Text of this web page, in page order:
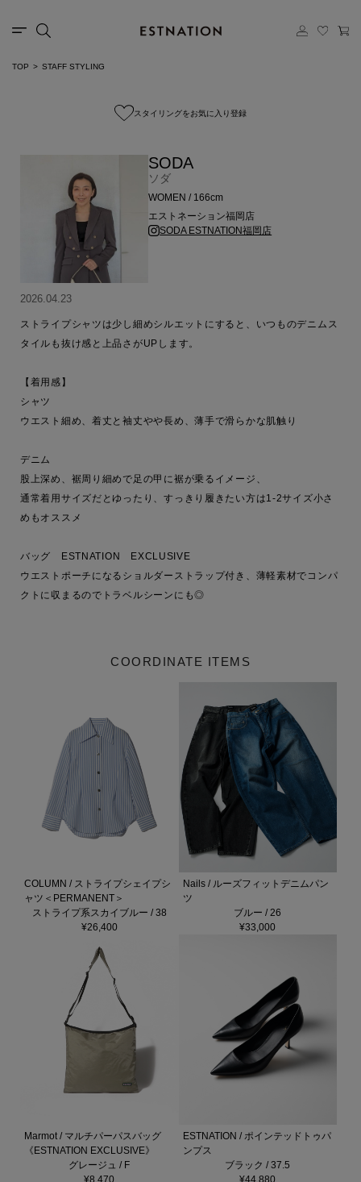
TOP STAFF STYLING
スタイリングをお気に入り登録
SODA
ソダ
WOMEN / 166cm
エストネーション福岡店
SODA ESTNATION福岡店
2026.04.23
ストライプシャツは少し細めシルエットにすると、いつものデニムス
タイルも抜け感と上品さがUPします。
【着用感】
シャツ
ウエスト細め、着丈と袖丈やや長め、薄手で滑らかな肌触り
デニム
股上深め、裾周り細めで足の甲に裾が乗るイメージ、
通常着用サイズだとゆったり、すっきり履きたい方は1-2サイズ小さ
めもオススメ
バッグ　ESTNATION　EXCLUSIVE
ウエストポーチになるショルダーストラップ付き、薄軽素材でコンパ
クトに収まるのでトラベルシーンにも◎
COORDINATE ITEMS
COLUMN / ストライプシェイプシ
ャツ＜PERMANENT＞
ストライプ系スカイブルー / 38
¥26,400
Nails / ルーズフィットデニムパン
ツ
ブルー / 26
¥33,000
Marmot / マルチパーパスバッグ
《ESTNATION EXCLUSIVE》
グレージュ / F
¥8,470
ESTNATION / ポインテッドトゥパ
ンプス
ブラック / 37.5
¥44,880